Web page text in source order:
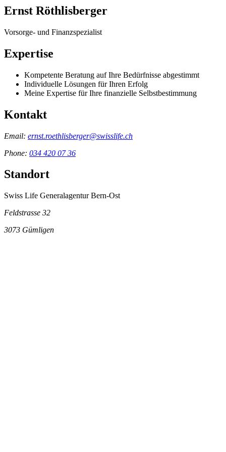
Ernst Röthlisberger
Vorsorge- und Finanzspezialist
Expertise
Kompetente Beratung auf Ihre Bedürfnisse abgestimmt
Individuelle Lösungen für Ihren Erfolg
Meine Expertise für Ihre finanzielle Selbstbestimmung
Kontakt
Email: ernst.roethlisberger@swisslife.ch
Phone: 034 420 07 36
Standort
Swiss Life Generalagentur Bern-Ost
Feldstrasse 32
3073 Gümligen